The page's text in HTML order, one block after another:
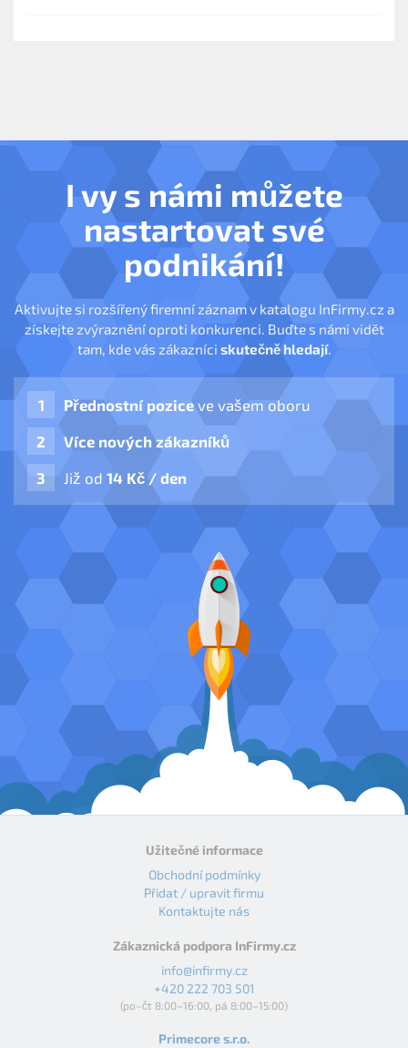
I vy s námi můžete
nastartovat své
podnikání!
Aktivujte si rozšířený firemní záznam v katalogu InFirmy.cz a
získejte zvýraznění oproti konkurenci. Buďte s námi vidět
tam, kde vás zákazníci skutečně hledají.
Přednostní pozice ve vašem oboru
Více nových zákazníků
Již od 14 Kč / den
Užitečné informace
Obchodní podmínky
Přidat / upravit firmu
Kontaktujte nás
Zákaznická podpora InFirmy.cz
info@infirmy.cz
+420 222 703 501
(po–čt 8:00–16:00, pá 8:00–15:00)
Primecore s.r.o.